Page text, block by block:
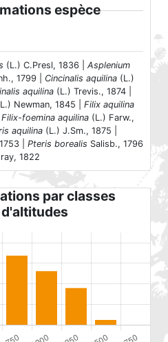
espèce
(L.) C.Presl, 1836 | Asplenium
1799 | Cincinalis aquilina (L.)
aquilina (L.) Trevis., 1874 |
Newman, 1845 | Filix aquilina
Filix-foemina aquilina (L.) Farw.,
aquilina (L.) J.Sm., 1875 |
| Pteris borealis Salisb., 1796
1822
par classes
d'altitudes